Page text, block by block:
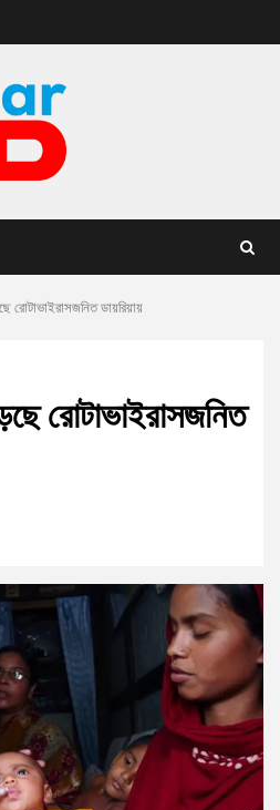
রোটাভাইরাসজনিত ডায়রিয়ায়
রোটাভাইরাসজনিত